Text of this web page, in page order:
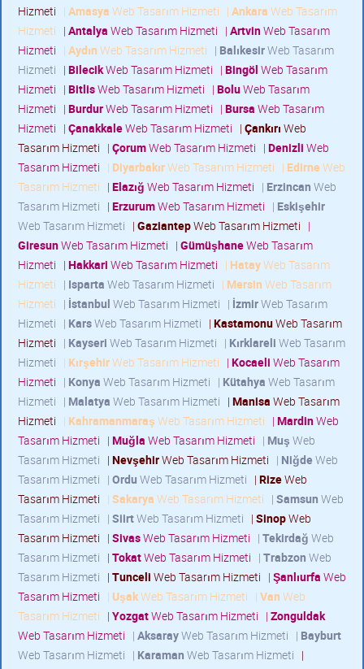
Hizmeti | Amasya Web Tasarım Hizmeti | Ankara Web Tasarım
Hizmeti | Antalya Web Tasarım Hizmeti | ArtvinWeb Tasarım
Hizmeti | Aydın Web Tasarım Hizmeti | BalıkesirWeb Tasarım
Hizmeti | BilecikWeb Tasarım Hizmeti | Bingöl Web Tasarım
Hizmeti | BitlisWeb Tasarım Hizmeti | BoluWeb Tasarım
Hizmeti | BurdurWeb Tasarım Hizmeti | Bursa Web Tasarım
Hizmeti | ÇanakkaleWeb Tasarım Hizmeti | Çankırı Web
Tasarım Hizmeti | ÇorumWeb Tasarım Hizmeti | Denizli Web
Tasarım Hizmeti | DiyarbakırWeb Tasarım Hizmeti | Edirne Web
Tasarım Hizmeti | Elazığ Web Tasarım Hizmeti | Erzincan Web
Tasarım Hizmeti | ErzurumWeb Tasarım Hizmeti | Eskişehir
Web Tasarım Hizmeti | GaziantepWeb Tasarım Hizmeti |
GiresunWeb Tasarım Hizmeti | GümüşhaneWeb Tasarım
Hizmeti | Hakkari Web Tasarım Hizmeti | HatayWeb Tasarım
Hizmeti | Isparta Web Tasarım Hizmeti | Mersin Web Tasarım
Hizmeti | İstanbul Web Tasarım Hizmeti | İzmirWeb Tasarım
Hizmeti | KarsWeb Tasarım Hizmeti | KastamonuWeb Tasarım
Hizmeti | Kayseri Web Tasarım Hizmeti | Kırklareli Web Tasarım
Hizmeti | KırşehirWeb Tasarım Hizmeti | Kocaeli Web Tasarım
Hizmeti | Konya Web Tasarım Hizmeti | Kütahya Web Tasarım
Hizmeti | Malatya Web Tasarım Hizmeti | Manisa Web Tasarım
Hizmeti | Kahramanmaraş Web Tasarım Hizmeti | MardinWeb
Tasarım Hizmeti | Muğla Web Tasarım Hizmeti | Muş Web
Tasarım Hizmeti | NevşehirWeb Tasarım Hizmeti | Niğde Web
Tasarım Hizmeti | Ordu Web Tasarım Hizmeti | RizeWeb
Tasarım Hizmeti | Sakarya Web Tasarım Hizmeti | Samsun Web
Tasarım Hizmeti | SiirtWeb Tasarım Hizmeti | SinopWeb
Tasarım Hizmeti | SivasWeb Tasarım Hizmeti | Tekirdağ Web
Tasarım Hizmeti | TokatWeb Tasarım Hizmeti | Trabzon Web
Tasarım Hizmeti | Tunceli Web Tasarım Hizmeti | Şanlıurfa Web
Tasarım Hizmeti | UşakWeb Tasarım Hizmeti | Van Web
Tasarım Hizmeti | YozgatWeb Tasarım Hizmeti | Zonguldak
Web Tasarım Hizmeti | AksarayWeb Tasarım Hizmeti | Bayburt
Web Tasarım Hizmeti | Karaman Web Tasarım Hizmeti |